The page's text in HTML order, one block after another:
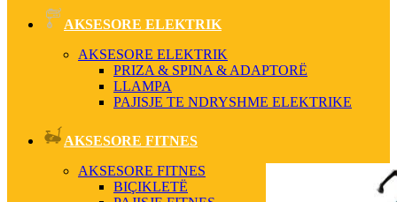
AKSESORE ELEKTRIK
AKSESORE ELEKTRIK
PRIZA & SPINA & ADAPTORË
LLAMPA
PAJISJE TE NDRYSHME ELEKTRIKE
AKSESORE FITNES
AKSESORE FITNES
BIÇIKLETË